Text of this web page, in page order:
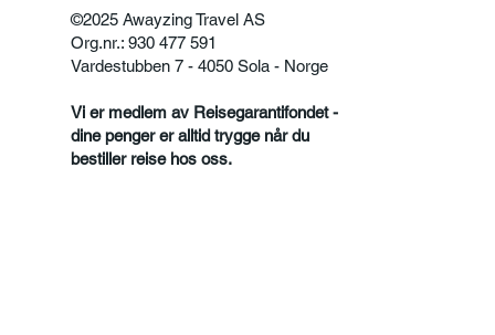
©2025 Awayzing Travel AS
Org.nr.: 930 477 591
Vardestubben 7 - 4050 Sola - Norge
Vi er medlem av Reisegarantifondet -
dine penger er alltid trygge når du
bestiller reise hos oss.